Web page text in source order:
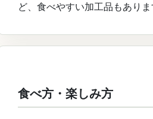
ど、食べやすい加工品もありま
食べ方・楽しみ方